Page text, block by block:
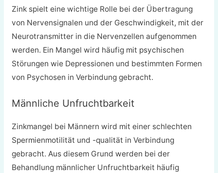
Zink spielt eine wichtige Rolle bei der Übertragung
von Nervensignalen und der Geschwindigkeit, mit der
Neurotransmitter in die Nervenzellen aufgenommen
werden. Ein Mangel wird häufig mit psychischen
Störungen wie Depressionen und bestimmten Formen
von Psychosen in Verbindung gebracht.
Männliche Unfruchtbarkeit
Zinkmangel bei Männern wird mit einer schlechten
Spermienmotilität und -qualität in Verbindung
gebracht. Aus diesem Grund werden bei der
Behandlung männlicher Unfruchtbarkeit häufig